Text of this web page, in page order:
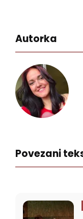
Autorka
Povezani